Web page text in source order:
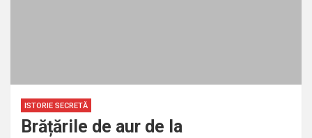
ISTORIE SECRETĂ
Brățările de aur de la